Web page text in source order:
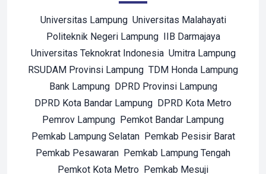
Universitas Lampung Universitas Malahayati
Politeknik Negeri Lampung IIB Darmajaya
Universitas Teknokrat Indonesia Umitra Lampung
RSUDAM Provinsi Lampung TDM Honda Lampung
Bank Lampung DPRD Provinsi Lampung
DPRD Kota Bandar Lampung DPRD Kota Metro
Pemrov Lampung Pemkot Bandar Lampung
Pemkab Lampung Selatan Pemkab Pesisir Barat
Pemkab Pesawaran Pemkab Lampung Tengah
Pemkot Kota Metro Pemkab Mesuji